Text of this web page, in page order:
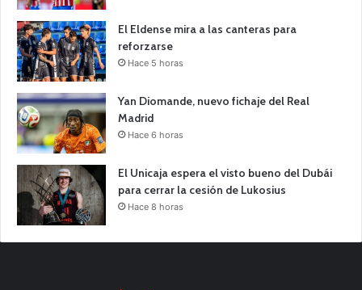
El Eldense mira a las canteras para
reforzarse
Hace 5 horas
Yan Diomande, nuevo fichaje del Real
Madrid
Hace 6 horas
El Unicaja espera el visto bueno del Dubái
para cerrar la cesión de Lukosius
Hace 8 horas